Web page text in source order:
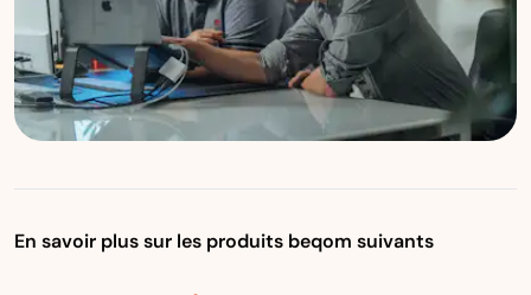
En savoir plus sur les produits beqom suivants